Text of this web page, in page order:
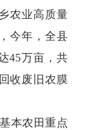
农业高质量
今年，全县
45万亩，共
收废旧农膜
本农田重点